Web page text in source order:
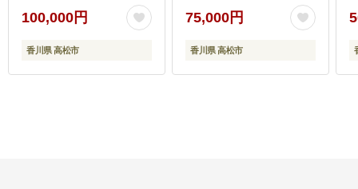
100,000円
香川県 高松市
75,000円
香川県 高松市